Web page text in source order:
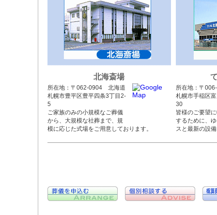
北海斎場
所在地：〒062-0904 北海道
札幌市豊平区豊平四条3丁目2-
5
ご家族のみの小規模なご葬儀
から、大規模な社葬まで、規
模に応じた式場をご用意しております。
所在地：〒
札幌市手稲区
30
皆様のご要望
するために、
スと最新の設備